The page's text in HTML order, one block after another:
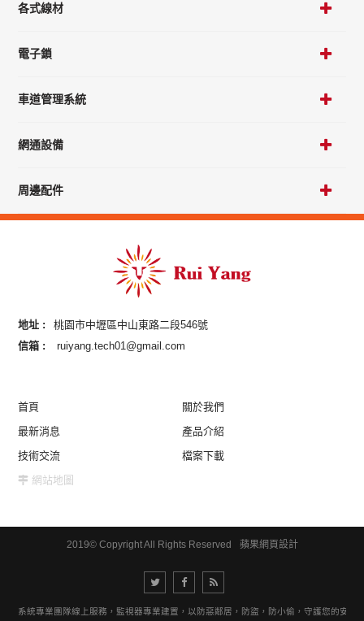
各式線材
電子鎖
車道管理系統
網通設備
周邊配件
地址 :
桃園市中壢區中山東路二段546號
信箱 :
ruiyang.tech01@gmail.com
首頁
關於我們
最新消息
產品介紹
技術交流
檔案下載
網站地圖
2019© Copyright All Rights Reserved 蘋果網頁設計
器系統專業團隊線上服務，監視器專業建置，以防惡鄰居，防盜，防小偷，守護您的安